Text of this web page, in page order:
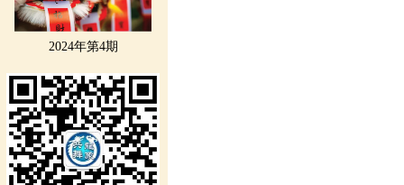
2024年第4期